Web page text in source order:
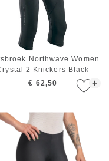
+
Northwave Women
2 Knickers Black
€ 62,50